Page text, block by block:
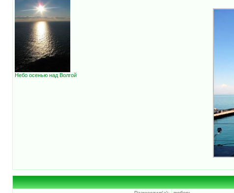
Небо осенью над Волгой